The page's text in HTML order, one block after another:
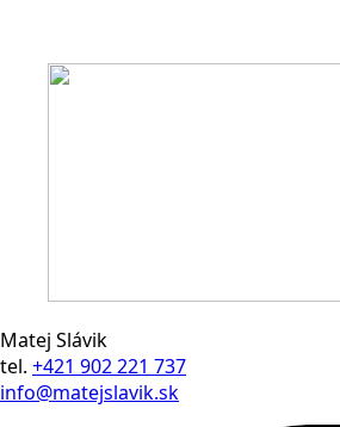
Matej Slávik
tel. +421 902 221 737
info@matejslavik.sk